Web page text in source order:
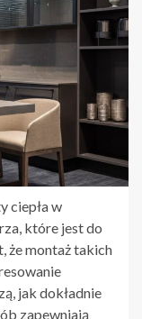
ciepła w
które jest do
że montaż takich
jak dokładnie
zapewniają